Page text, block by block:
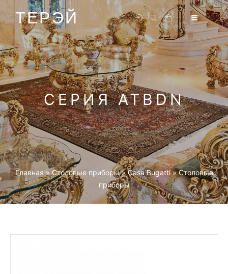
ТЕРЭЙ
СЕРИЯ ATBDN
Главная »Столовые приборы »Casa Bugatti »Столовые
приборы